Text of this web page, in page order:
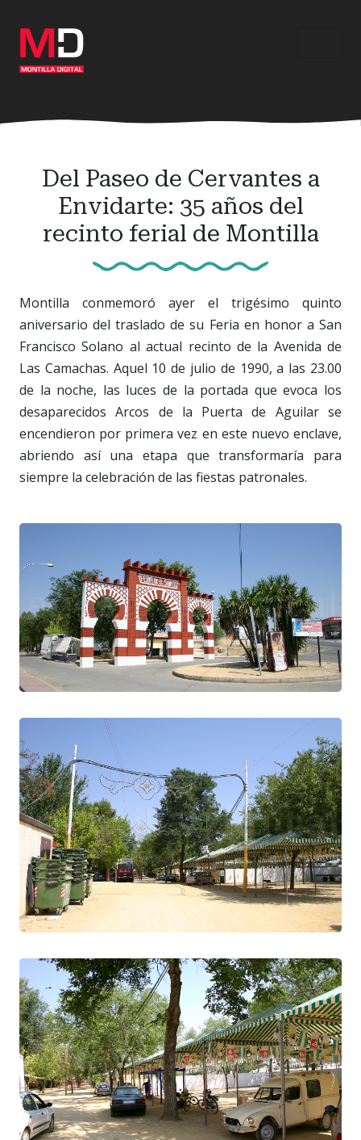
contenido
principal
Del Paseo de Cervantes a
Envidarte: 35 años del
recinto ferial de Montilla
Montilla conmemoró ayer el trigésimo quinto
aniversario del traslado de su Feria en honor a San
Francisco Solano al actual recinto de la Avenida de
Las Camachas. Aquel 10 de julio de 1990, a las 23.00
de la noche, las luces de la portada que evoca los
desaparecidos Arcos de la Puerta de Aguilar se
encendieron por primera vez en este nuevo enclave,
abriendo así una etapa que transformaría para
siempre la celebración de las fiestas patronales.